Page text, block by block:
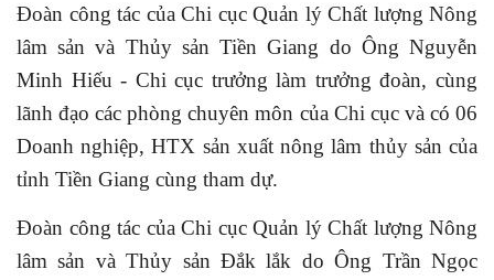
Đoàn công tác của Chi cục Quản lý Chất lượng Nông
lâm sản và Thủy sản Tiền Giang do Ông Nguyễn
Minh Hiếu - Chi cục trưởng làm trưởng đoàn, cùng
lãnh đạo các phòng chuyên môn của Chi cục và có 06
Doanh nghiệp, HTX sản xuất nông lâm thủy sản của
tỉnh Tiền Giang cùng tham dự.
Đoàn công tác của Chi cục Quản lý Chất lượng Nông
lâm sản và Thủy sản Đắk lắk do Ông Trần Ngọc